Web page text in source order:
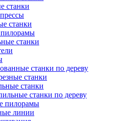
станки
станки
станки
станки по дереву
станки
станки
станки по дереву
пилорамы
линии